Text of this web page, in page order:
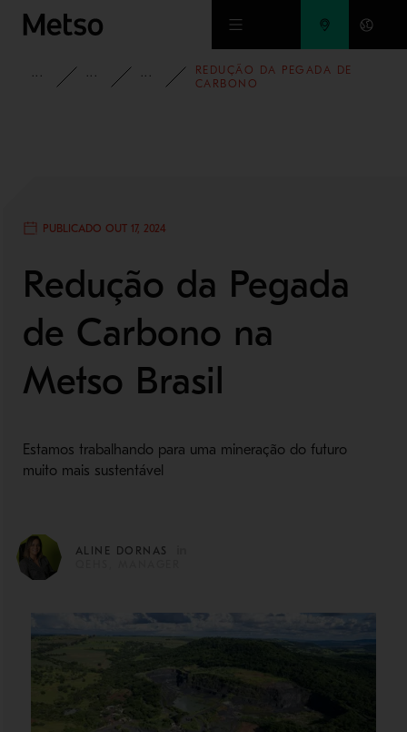
Ir para o conteúdo principal
INSIGHTSBLOG CORPORATIVO
REDUÇÃO DA PEGADA DE
CARBONO
PUBLICADO OUT 17, 2024
Redução da Pegada
de Carbono na
Metso Brasil
Estamos trabalhando para uma mineração do futuro
muito mais sustentável
ALINE DORNAS